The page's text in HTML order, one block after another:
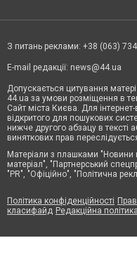
З питань реклами: +38 (063)
E-mail редакції: news@44.ua
Допускається цитування
44.ua за умови розміщення в
Сайт міста Києва. Для
відкритого для пошукових
нижче другого абзацу в тексті
виняткових прав
Матеріали з плашками "Новини
матеріал", "Партнерський
"PR", "Офіційно", "Політична
Політика конфіденційності
класифайд Редакційна політика